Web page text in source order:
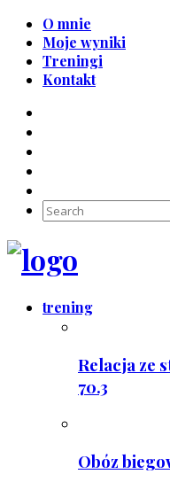
O mnie
Moje wyniki
Treningi
Kontakt
trening
Relacja ze
70.3
Obóz